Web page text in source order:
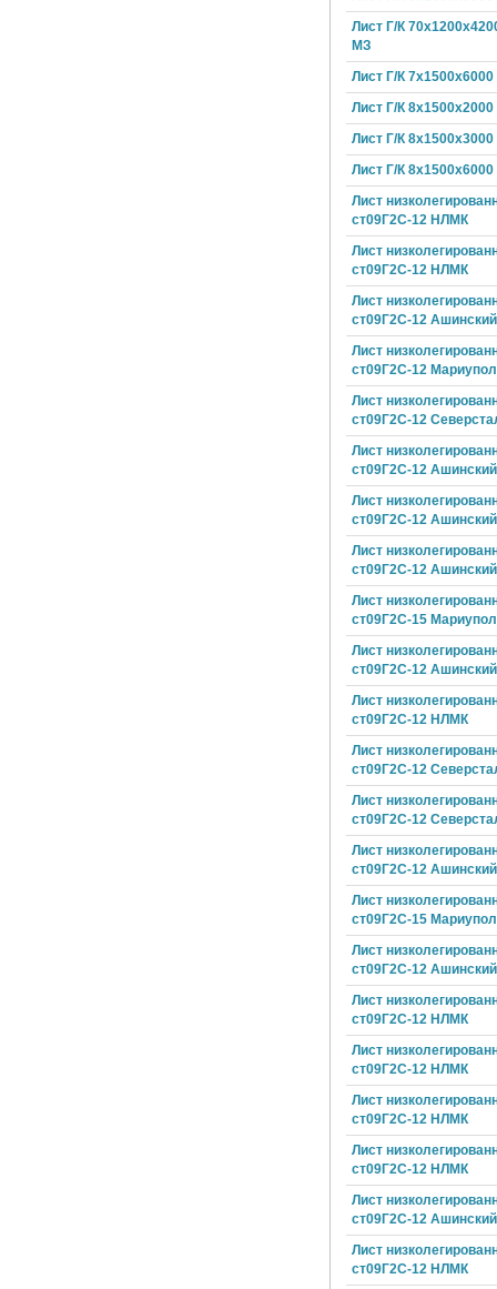
Лист Г/К
МЗ
Лист Г/К
Лист Г/К
Лист Г/К
Лист Г/К
Лист
ст09Г2С-12 НЛМК
Лист
ст09Г2С-12 НЛМК
Лист
ст09Г2С-12
Лист
ст09Г2С-12
Лист
ст09Г2С-12
Лист
ст09Г2С-12
Лист
ст09Г2С-12
Лист
ст09Г2С-12
Лист
ст09Г2С-15
Лист
ст09Г2С-12
Лист
ст09Г2С-12 НЛМК
Лист
ст09Г2С-12
Лист
ст09Г2С-12
Лист
ст09Г2С-12
Лист
ст09Г2С-15
Лист
ст09Г2С-12
Лист
ст09Г2С-12 НЛМК
Лист
ст09Г2С-12 НЛМК
Лист
ст09Г2С-12 НЛМК
Лист
ст09Г2С-12 НЛМК
Лист
ст09Г2С-12
Лист
ст09Г2С-12 НЛМК